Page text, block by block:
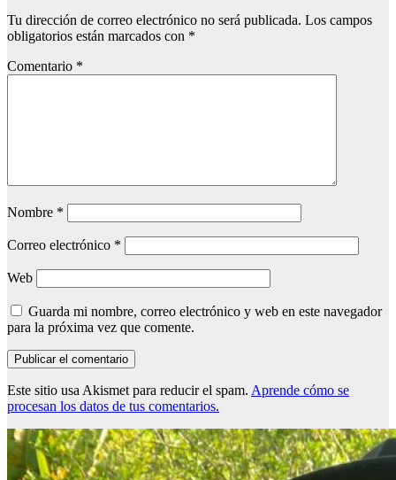
Tu dirección de correo electrónico no será publicada. Los campos
obligatorios están marcados con *
Comentario *
Nombre *
Correo electrónico *
Web
Guarda mi nombre, correo electrónico y web en este navegador
para la próxima vez que comente.
Este sitio usa Akismet para reducir el spam. Aprende cómo se
procesan los datos de tus comentarios.